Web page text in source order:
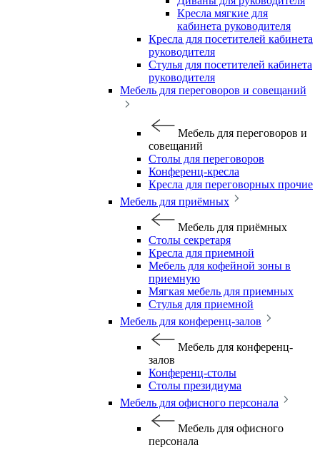
Кресла мягкие для
кабинета руководителя
Кресла для посетителей кабинета
руководителя
Стулья для посетителей кабинета
руководителя
Мебель для переговоров и совещаний
Мебель для переговоров и
совещаний
Столы для переговоров
Конференц-кресла
Кресла для переговорных прочие
Мебель для приёмных
Мебель для приёмных
Столы секретаря
Кресла для приемной
Мебель для кофейной зоны в
приемную
Мягкая мебель для приемных
Стулья для приемной
Мебель для конференц-залов
Мебель для конференц-
залов
Конференц-столы
Столы президиума
Мебель для офисного персонала
Мебель для офисного
персонала